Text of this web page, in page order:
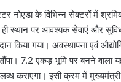
नोएडा के विभिन्न सेक्टरों में
ही स्थान पर आवश्यक सेवाएं और
किया गया। अवस्थापना एवं
7.2 एकड़ भूमि पर बनने
कराएगा। इसी क्रम में